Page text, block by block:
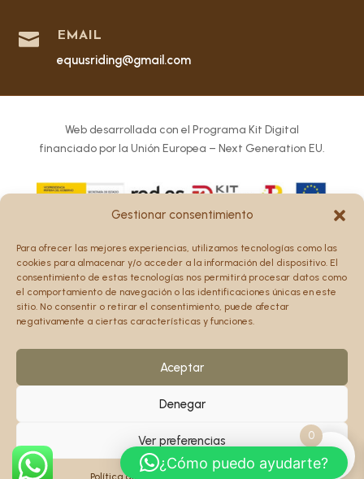
Gestionar consentimiento
Para ofrecer las mejores experiencias, utilizamos tecnologías como las
cookies para almacenar y/o acceder a la información del dispositivo. El
consentimiento de estas tecnologías nos permitirá procesar datos como
el comportamiento de navegación o las identificaciones únicas en este
sitio. No consentir o retirar el consentimiento, puede afectar
negativamente a ciertas características y funciones.
Aceptar
Denegar
Ver preferencias
Política de cookies
 EMAIL
equusriding@gmail.com
Web desarrollada con el Programa Kit Digital
financiado por la Unión Europea – Next Generation EU.
son únicamente los del autor o autores y no reflejan
necesariamente los de la Unión Europea o la Comisión
Europea.
Ni la Unión Europea ni la Comisión Europea pueden ser
0
¿Cómo puedo ayudarte?